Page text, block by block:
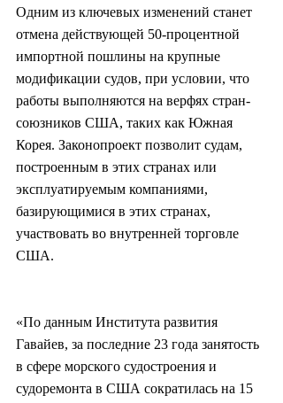
Одним из ключевых изменений станет
отмена действующей 50-процентной
импортной пошлины на крупные
модификации судов, при условии, что
работы выполняются на верфях стран-
союзников США, таких как Южная
Корея. Законопроект позволит судам,
построенным в этих странах или
эксплуатируемым компаниями,
базирующимися в этих странах,
участвовать во внутренней торговле
США.
«По данным Института развития
Гавайев, за последние 23 года занятость
в сфере морского судостроения и
судоремонта в США сократилась на 15